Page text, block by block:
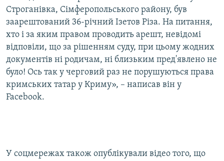
Строганівка, Сімферопольського району, був
заарештований 36-річний Ізетов Різа. На питання,
хто і за яким правом проводить арешт, невідомі
відповіли, що за рішенням суду, при цьому жодних
документів ні родичам, ні близьким пред'явлено не
було! Ось так у черговий раз не порушуються права
кримських татар у Криму», – написав він у
Facebook.
У соцмережах також опублікували відео того, що